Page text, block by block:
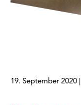
19. September 2020 |
zu können,